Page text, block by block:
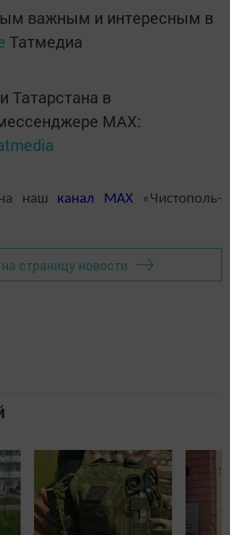
важным и интересным в
Татмедиа
Татарстана в
MАХ:
на наш канал MAX«Чистополь-
страницу новости